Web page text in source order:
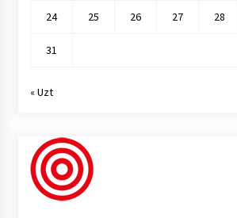
24 25 26 27 28
31
« Uzt